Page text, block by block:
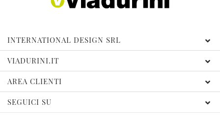
INTERNATIONAL DESIGN SRL
VIADURINI.IT
AREA CLIENTI
SEGUICI SU